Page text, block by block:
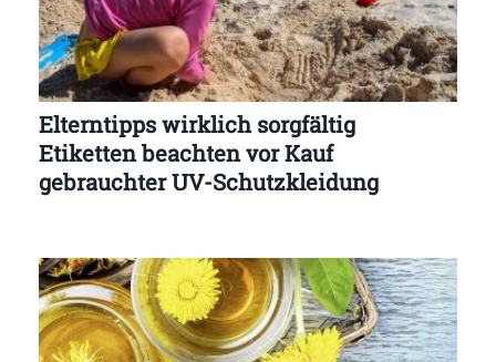
Elterntipps wirklich sorgfältig
Etiketten beachten vor Kauf
gebrauchter UV-Schutzkleidung